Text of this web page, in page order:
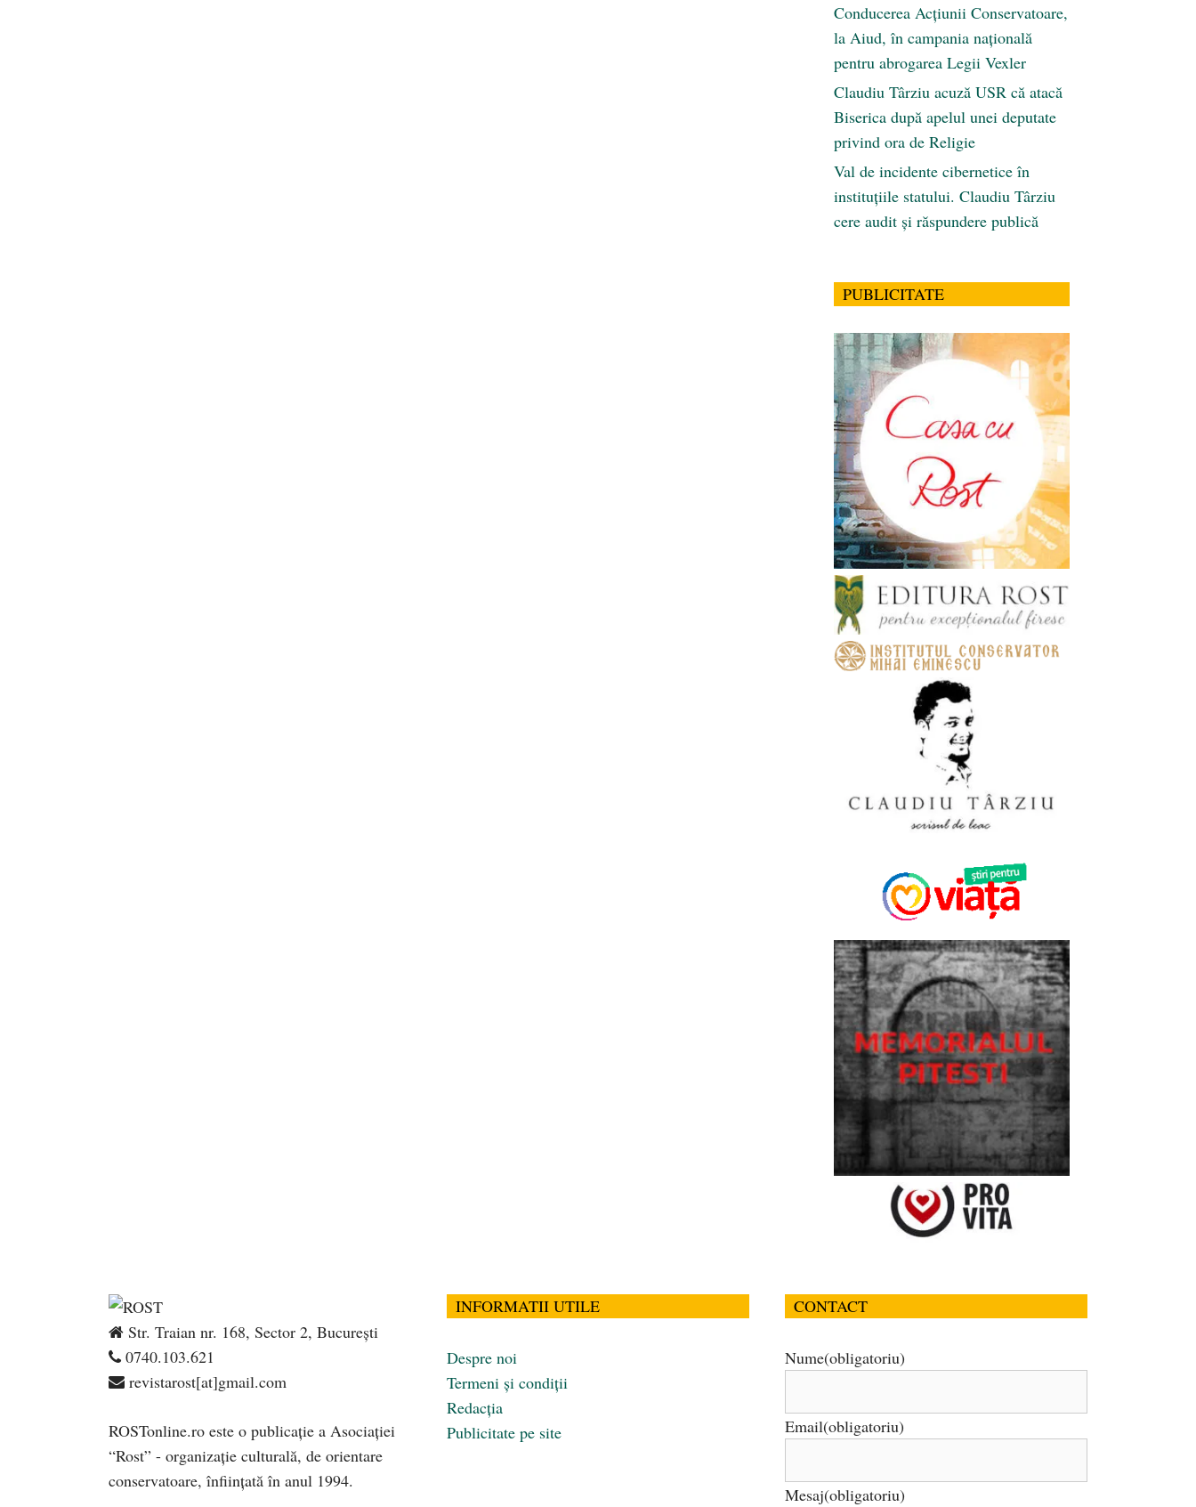
Conducerea Acțiunii Conservatoare,
la Aiud, în campania națională
pentru abrogarea Legii Vexler
Claudiu Târziu acuză USR că atacă
Biserica după apelul unei deputate
privind ora de Religie
Val de incidente cibernetice în
instituțiile statului. Claudiu Târziu
cere audit și răspundere publică
PUBLICITATE
Str. Traian nr. 168, Sector 2, București
0740.103.621
revistarost[at]gmail.com
ROSTonline.ro este o publicaţie a Asociaţiei
“Rost” - organizaţie culturală, de orientare
conservatoare, înfiinţată în anul 1994.
INFORMATII UTILE
Despre noi
Termeni și condiții
Redacția
Publicitate pe site
CONTACT
Nume(obligatoriu)
Email(obligatoriu)
Mesaj(obligatoriu)